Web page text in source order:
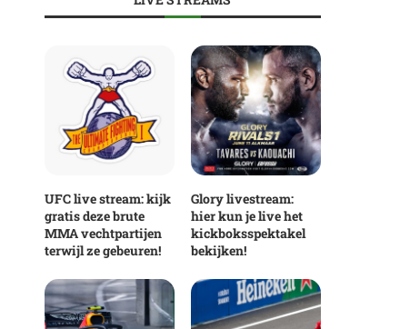
UFC live stream: kijk
gratis deze brute
MMA vechtpartijen
terwijl ze gebeuren!
Glory livestream:
hier kun je live het
kickboksspektakel
bekijken!